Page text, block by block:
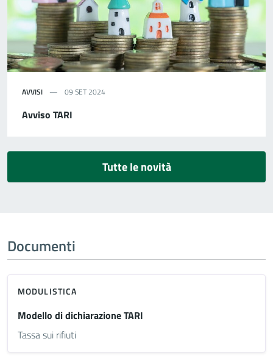
AVVISI 09 SET 2024
Avviso TARI
Tutte le novità
Documenti
MODULISTICA
Modello di dichiarazione TARI
Tassa sui rifiuti